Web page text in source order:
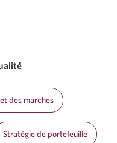
des marches
Stratégie de portefeuille